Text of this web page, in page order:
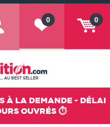
0
0
AU BEST SELLER
À LA DEMANDE - DÉLAI
OUVRÉS ⏱️